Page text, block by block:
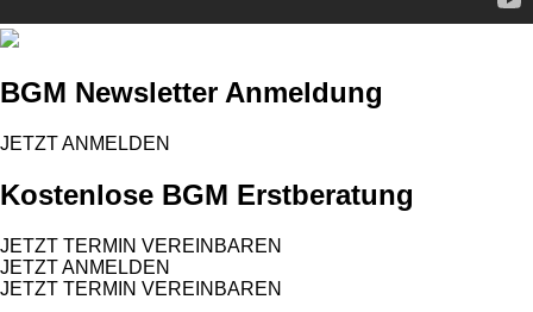
BGM Newsletter Anmeldung
JETZT ANMELDEN
Kostenlose BGM Erstberatung
JETZT TERMIN VEREINBAREN
JETZT ANMELDEN
JETZT TERMIN VEREINBAREN